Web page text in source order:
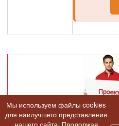
Мы используем файлы cookies
для наилучшего представления
нашего сайта. Продолжая